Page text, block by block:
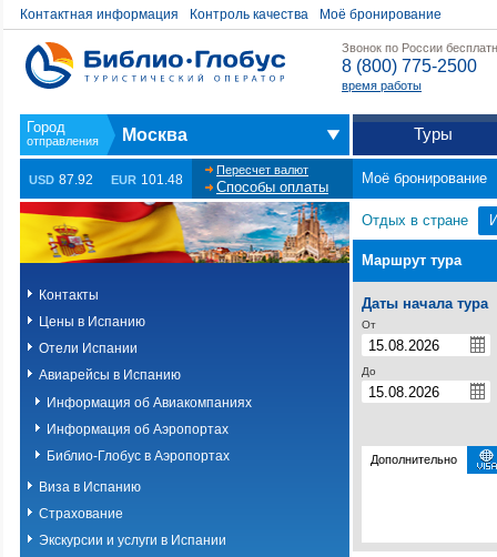
Контактная информация Контроль качества Моё бронирование
Звонок по России
8 (800) 775-2500
время работы
Москва Туры
USD 87.92 EUR 101.48
Пересчет валют
Способы оплаты
Моё бронирование
Контакты
Цены в Испанию
Отели Испании
Авиарейсы в Испанию
Информация об Авиакомпаниях
Информация об Аэропортах
Библио-Глобус в Аэропортах
Виза в Испанию
Страхование
Экскурсии и услуги в Испании
Отдых в стране
Маршрут тура
Даты начала тура
От
До
Дополнительно